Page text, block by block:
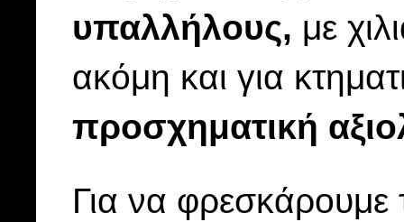
υπαλλήλους, με
ακόμη και για
προσχηματική
Για να φρεσκάρουμε